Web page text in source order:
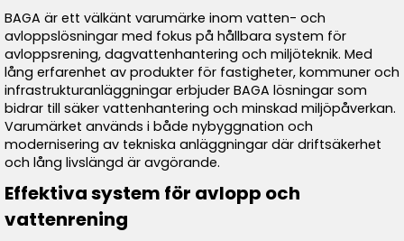
BAGA är ett välkänt varumärke inom vatten- och
avloppslösningar med fokus på hållbara system för
avloppsrening, dagvattenhantering och miljöteknik. Med
lång erfarenhet av produkter för fastigheter, kommuner och
infrastrukturanläggningar erbjuder BAGA lösningar som
bidrar till säker vattenhantering och minskad miljöpåverkan.
Varumärket används i både nybyggnation och
modernisering av tekniska anläggningar där driftsäkerhet
och lång livslängd är avgörande.
Effektiva system för avlopp och
vattenrening